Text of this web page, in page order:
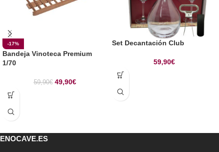
-17%
Bandeja Vinoteca Premium
1/70
59,90€ 49,90€
Set Decantación Club
59,90€
ENOCAVE.ES